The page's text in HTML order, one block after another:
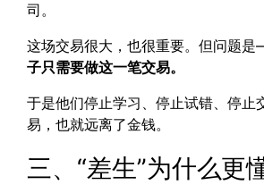
司。
这场交易很大，也很重要。但问题
子只需要做这一笔交易。
于是他们停止学习、停止试错、停止
易，也就远离了金钱。
三、“差生”为什么更